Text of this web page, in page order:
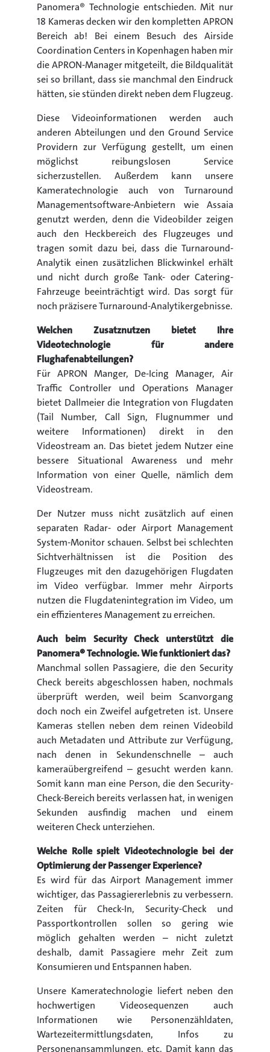
Panomera® Technologie entschieden. Mit nur
18 Kameras decken wir den kompletten APRON
Bereich ab! Bei einem Besuch des Airside
Coordination Centers in Kopenhagen haben mir
die APRON-Manager mitgeteilt, die Bildqualität
sei so brillant, dass sie manchmal den Eindruck
hätten, sie stünden direkt neben dem Flugzeug.
Diese Videoinformationen werden auch
anderen Abteilungen und den Ground Service
Providern zur Verfügung gestellt, um einen
möglichst reibungslosen Service
sicherzustellen. Außerdem kann unsere
Kameratechnologie auch von Turnaround
Managementsoftware-Anbietern wie Assaia
genutzt werden, denn die Videobilder zeigen
auch den Heckbereich des Flugzeuges und
tragen somit dazu bei, dass die Turnaround-
Analytik einen zusätzlichen Blickwinkel erhält
und nicht durch große Tank- oder Catering-
Fahrzeuge beeinträchtigt wird. Das sorgt für
noch präzisere Turnaround-Analytikergebnisse.
Welchen Zusatznutzen bietet Ihre
Videotechnologie für andere
Flughafenabteilungen?
Für APRON Manger, De-Icing Manager, Air
Traffic Controller und Operations Manager
bietet Dallmeier die Integration von Flugdaten
(Tail Number, Call Sign, Flugnummer und
weitere Informationen) direkt in den
Videostream an. Das bietet jedem Nutzer eine
bessere Situational Awareness und mehr
Information von einer Quelle, nämlich dem
Videostream.
Der Nutzer muss nicht zusätzlich auf einen
separaten Radar- oder Airport Management
System-Monitor schauen. Selbst bei schlechten
Sichtverhältnissen ist die Position des
Flugzeuges mit den dazugehörigen Flugdaten
im Video verfügbar. Immer mehr Airports
nutzen die Flugdatenintegration im Video, um
ein effizienteres Management zu erreichen.
Auch beim Security Check unterstützt die
Panomera® Technologie. Wie funktioniert das?
Manchmal sollen Passagiere, die den Security
Check bereits abgeschlossen haben, nochmals
überprüft werden, weil beim Scanvorgang
doch noch ein Zweifel aufgetreten ist. Unsere
Kameras stellen neben dem reinen Videobild
auch Metadaten und Attribute zur Verfügung,
nach denen in Sekundenschnelle – auch
kameraübergreifend – gesucht werden kann.
Somit kann man eine Person, die den Security-
Check-Bereich bereits verlassen hat, in wenigen
Sekunden ausfindig machen und einem
weiteren Check unterziehen.
Welche Rolle spielt Videotechnologie bei der
Optimierung der Passenger Experience?
Es wird für das Airport Management immer
wichtiger, das Passagiererlebnis zu verbessern.
Zeiten für Check-In, Security-Check und
Passportkontrollen sollen so gering wie
möglich gehalten werden – nicht zuletzt
deshalb, damit Passagiere mehr Zeit zum
Konsumieren und Entspannen haben.
Unsere Kameratechnologie liefert neben den
hochwertigen Videosequenzen auch
Informationen wie Personenzähldaten,
Wartezeitermittlungsdaten, Infos zu
Personenansammlungen, etc. Damit kann das